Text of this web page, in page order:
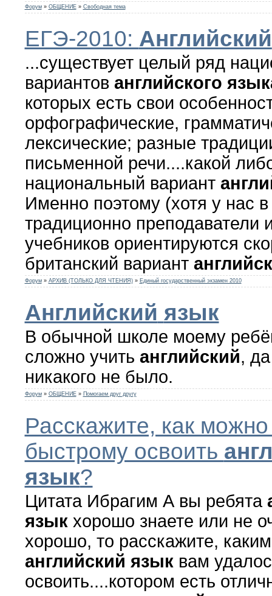
Форум » ОБЩЕНИЕ » Свободная тема
ЕГЭ-2010: Английский
...существует целый ряд
вариантов английского
которых есть свои
орфографические,
лексические; разные
письменной речи....какой
национальный вариант
Именно поэтому (хотя у нас в
традиционно преподаватели
учебников ориентируются
британский вариант
Форум » АРХИВ (ТОЛЬКО ДЛЯ ЧТЕНИЯ) » Единый государственный экзамен 2010
Английский язык
В обычной школе моему
сложно учить английский,
никакого не было.
Форум » ОБЩЕНИЕ » Помогаем друг другу
Расскажите, как
быстрому освоить
язык?
Цитата Ибрагим А вы ребята
языкхорошо знаете или не
хорошо, то расскажите,
английский языквам
освоить....котором есть